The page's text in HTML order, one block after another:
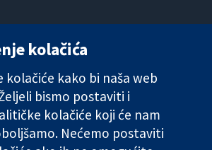
11-13 Cavendish
London
W1G 0AN
Ujedinjeno
Kraljevstvo
Novosti
medije
O nama
Poslovi
kolačića
kolačiće kako bi naša web
bismo postaviti i
kolačiće koji će nam
Nećemo postaviti